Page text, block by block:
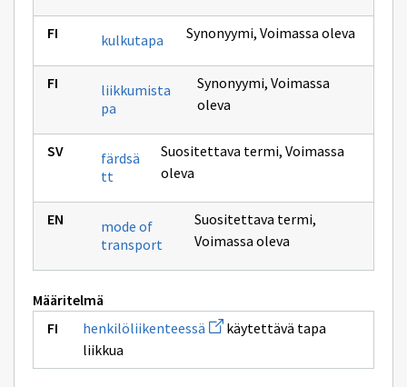
kulkutapa Synonyymi, Voimassa oleva
liikkumista
pa
Synonyymi, Voimassa
oleva
färdsä
tt
Suositettava termi, Voimassa
oleva
mode of
transport
Suositettava termi,
Voimassa oleva
Määritelmä
henkilöliikenteessä Avaa
uuden
sivulle
käytettävä tapa
liikkua